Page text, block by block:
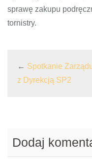
sprawę zakupu
tornistry.
← Spotkanie
z Dyrekcją SP2
Dodaj